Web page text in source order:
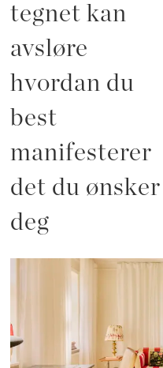
tegnet kan
avsløre
hvordan du
best
manifesterer
det du ønsker
deg